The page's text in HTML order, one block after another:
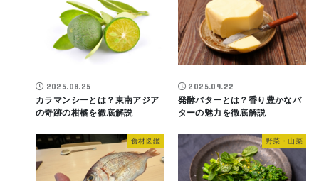
2025.08.25
カラマンシーとは？東南アジア
の奇跡の柑橘を徹底解説
2025.09.22
発酵バターとは？香り豊かなバ
ターの魅力を徹底解説
食材図鑑 野菜・山菜